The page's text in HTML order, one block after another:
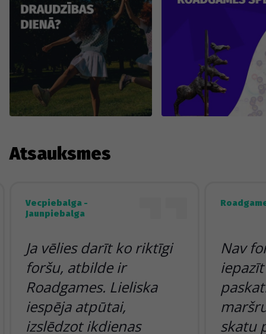
Atsauksmes
Vecpiebalga -
Jaunpiebalga
Ja vēlies darīt ko riktīgi
foršu, atbilde ir
Roadgames. Lieliska
iespēja atpūtai,
izslēdzot ikdienas
Nav
skatu